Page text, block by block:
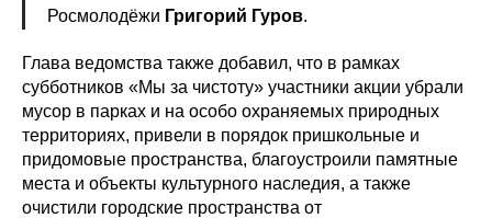
Росмолодёжи Григорий Гуров.
Глава ведомства также добавил, что в рамках
субботников «Мы за чистоту» участники акции убрали
мусор в парках и на особо охраняемых природных
территориях, привели в порядок пришкольные и
придомовые пространства, благоустроили памятные
места и объекты культурного наследия, а также
очистили городские пространства от